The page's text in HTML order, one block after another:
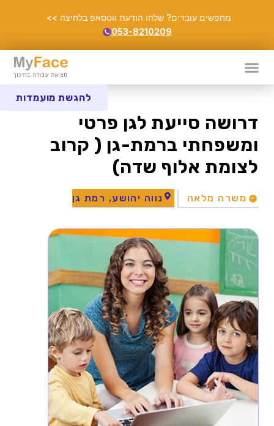
מחפשים עובדים? שלחו הודעת ווטסאפ בלחיצה >>
053-8210209
דרושה סייעת לגן פרטי
ומשפחתי ברמת-גן ( קרוב
לצומת אלוף שדה)
משרה מלאה נווה יהושע, רמת גן‭
להגשת מועמדות